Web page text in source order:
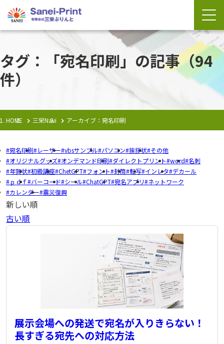
タグ：「宛名印刷」の記事（94
件）
HOME 三栄Navi アーカイブ：宛名印刷
宛名印刷 レーザー vbsサンプル パソコン 挨拶状 その他
オリジナルグッズ オンデマンド印刷 ダイレクトプリント word 名刺
年賀状 初級講座 ChetGPT フォント 封筒 転写 インレタ デカール
ｐｄｆ バーコード シール ChatGPT 宛名アプリ ネットワーク
カレンダー 震災復興
新しい順
古い順
展示会場への発送で宛名が入りきらない！
長すぎる宛先への対応方法